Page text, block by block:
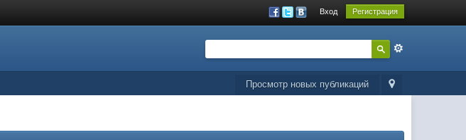
Вход Регистрация
Просмотр новых публикаций